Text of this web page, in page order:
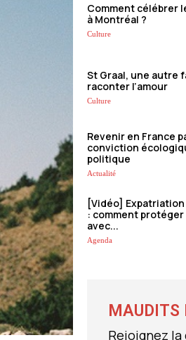
Comment célébrer
à Montréal ?
Culture
St Graal, une autre
raconter l’amour
Culture
Revenir en France
conviction
politique
Actualité
[Vidéo]
: comment
avec...
Agenda
MAUDITS
Rejoignez